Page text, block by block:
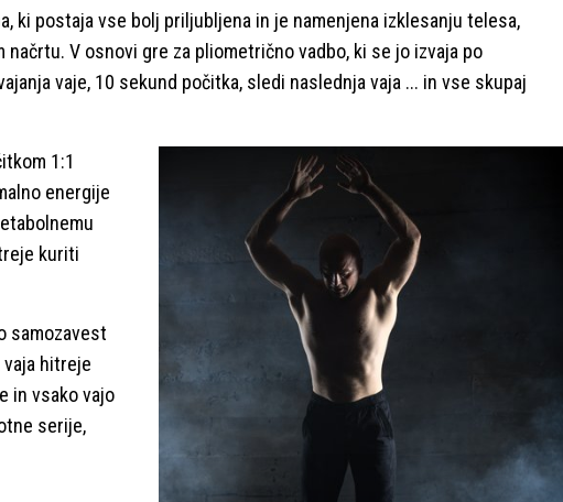
ki postaja vse bolj priljubljena in je namenjena izklesanju telesa,
V osnovi gre za pliometrično vadbo, ki se jo izvaja po
vaje, 10 sekund počitka, sledi naslednja vaja ... in vse skupaj
1:1
energije
kuriti
samozavest
vaja hitreje
in vsako vajo
serije,